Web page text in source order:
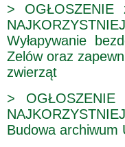
>
Wyłapywanie
Zelów oraz
zwierząt
>
Budowa archiwum